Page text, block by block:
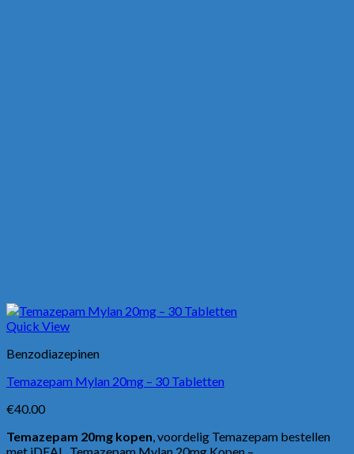
Quick View
Benzodiazepinen
Temazepam Mylan 20mg – 30 Tabletten
€40.00
Temazepam 20mg kopen, voordelig Temazepam bestellen